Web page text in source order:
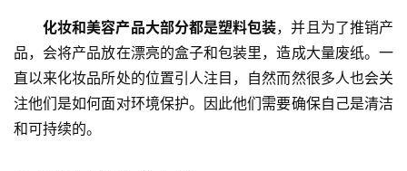
化妆和美容产品大部分都是塑料包装，并且为了推销产
品，会将产品放在漂亮的盒子和包装里，造成大量废纸。一
直以来化妆品所处的位置引人注目，自然而然很多人也会关
注他们是如何面对环境保护。因此他们需要确保自己是清洁
和可持续的。